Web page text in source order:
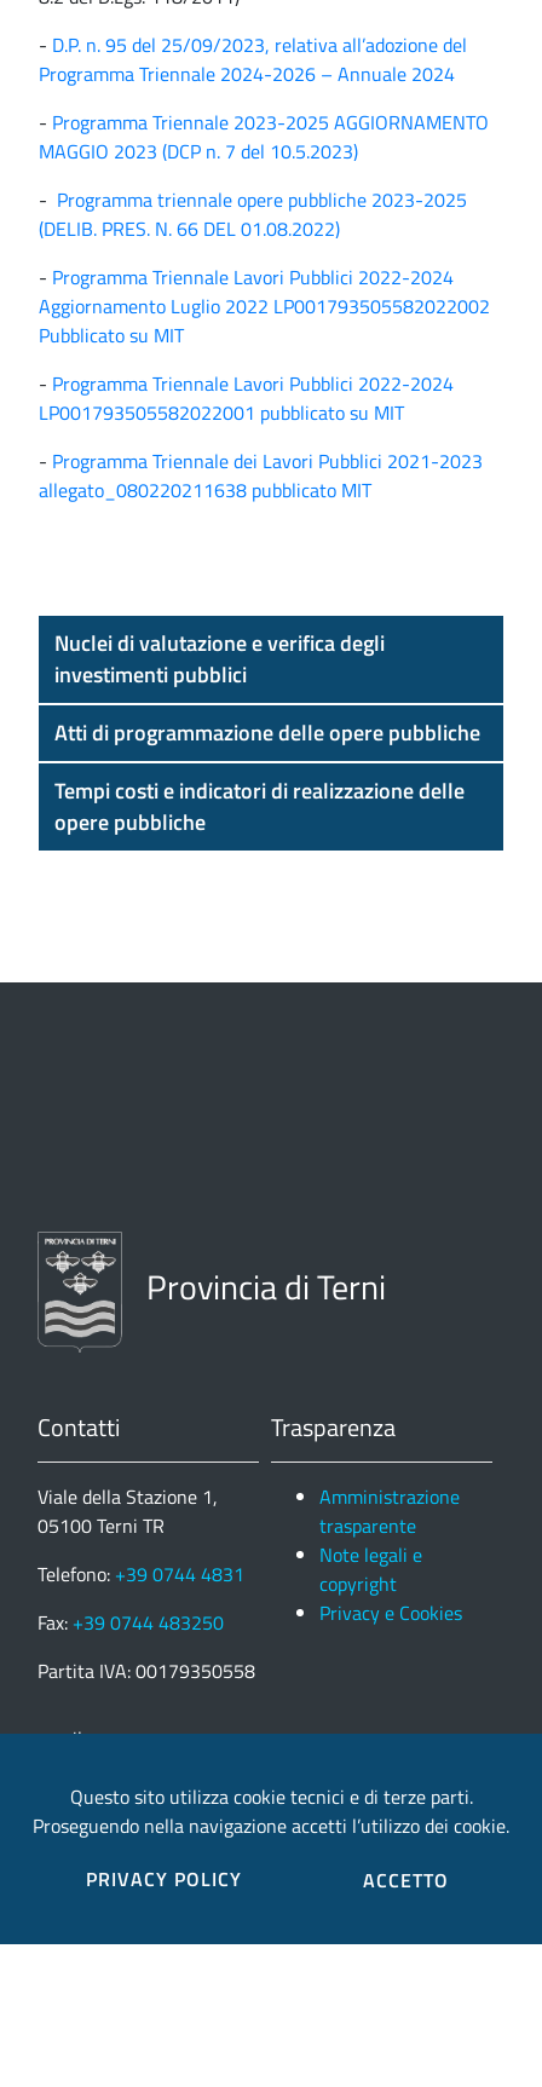
- D.P. n. 95 del 25/09/2023, relativa all’adozione del
Programma Triennale 2024-2026 – Annuale 2024
- Programma Triennale 2023-2025 AGGIORNAMENTO
MAGGIO 2023 (DCP n. 7 del 10.5.2023)
- Programma triennale opere pubbliche 2023-2025
(DELIB. PRES. N. 66 DEL 01.08.2022)
- Programma Triennale Lavori Pubblici 2022-2024
Aggiornamento Luglio 2022 LP001793505582022002
Pubblicato su MIT
- Programma Triennale Lavori Pubblici 2022-2024
LP001793505582022001 pubblicato su MIT
- Programma Triennale dei Lavori Pubblici 2021-2023
allegato_080220211638 pubblicato MIT
Nuclei di valutazione e verifica degli
investimenti pubblici
Atti di programmazione delle opere pubbliche
Tempi costi e indicatori di realizzazione delle
opere pubbliche
Provincia di Terni
Contatti
Viale della Stazione 1,
05100 Terni TR
Telefono: +39 0744 4831
Fax: +39 0744 483250
Partita IVA: 00179350558
email:
Trasparenza
Amministrazione
trasparente
Note legali e
copyright
Privacy e Cookies
Credits
Finmatica
Questo sito utilizza cookie tecnici e di terze parti.
Proseguendo nella navigazione accetti l’utilizzo dei cookie.
PRIVACY POLICY
ACCETTO